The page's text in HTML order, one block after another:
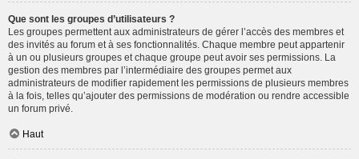
Que sont les groupes d’utilisateurs ?
Les groupes permettent aux administrateurs de gérer l’accès des membres et
des invités au forum et à ses fonctionnalités. Chaque membre peut appartenir
à un ou plusieurs groupes et chaque groupe peut avoir ses permissions. La
gestion des membres par l’intermédiaire des groupes permet aux
administrateurs de modifier rapidement les permissions de plusieurs membres
à la fois, telles qu’ajouter des permissions de modération ou rendre accessible
un forum privé.
Haut